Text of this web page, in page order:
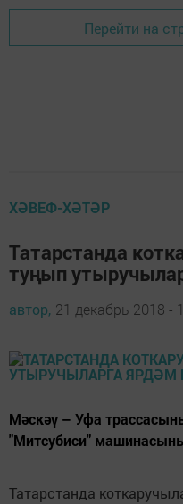
Перейти на
ХӘВЕФ-ХӘТӘР
Татарстанда
туңып
автор, 21 декабрь 2018 -
Мәскәү – Уфа
"Митсубиси"
Татарстанда